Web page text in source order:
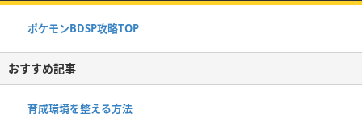
ポケモンBDSP攻略TOP
おすすめ記事
育成環境を整える方法